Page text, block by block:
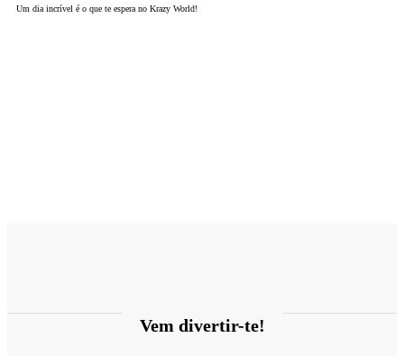
Um dia incrível é o que te espera no Krazy World!
Vem divertir-te!